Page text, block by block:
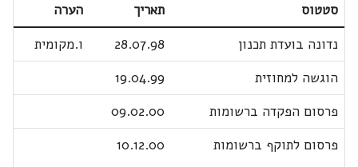
סטטוס תאריך
הערה
נדונה בועדת תכנון
28.07.98
ו.מקומית
הוגשה למחוזית
19.04.99
פרסום הפקדה ברשומות
09.02.00
פרסום לתוקף ברשומות
10.12.00